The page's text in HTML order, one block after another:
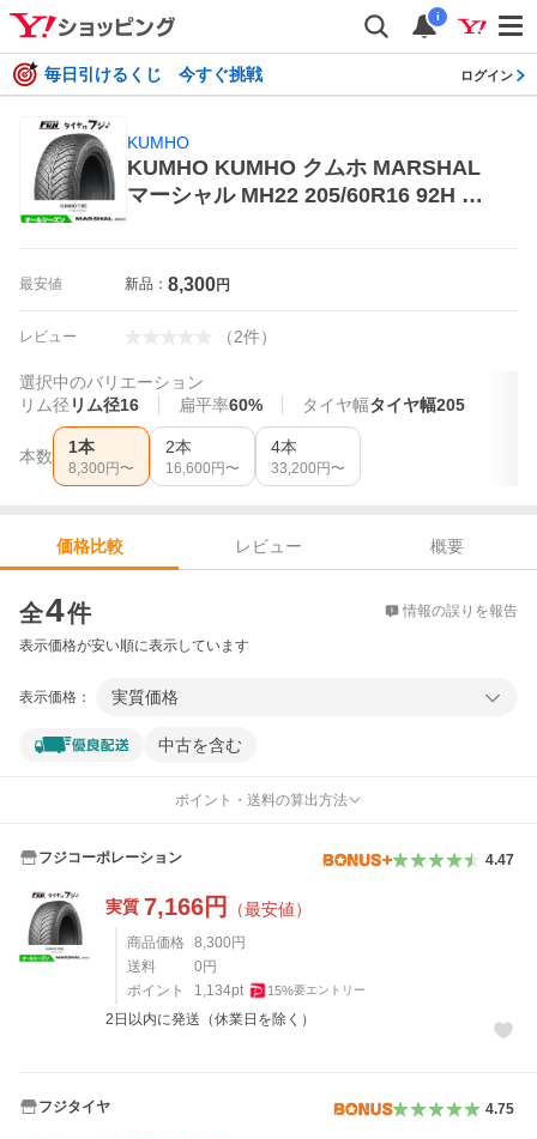
i
毎日引けるくじ 今すぐ挑戦 ログイン
KUMHO
KUMHO KUMHO クムホ MARSHAL
マーシャル MH22 205/60R16 92H オ
最安値 新品： 8,300円
レビュー （2件）
選択中のバリエーション
リム径 リム径16 扁平率60% タイヤ幅タイヤ幅205
本数 1本
8,300 円〜
2本
16,600 円〜
4本
33,200 円〜
価格比較 レビュー
概要
全4件 情報の誤りを報告
表示価格が安い順に表示しています
表示価格： 実質価格
中古を含む
ポイント・送料の算出方法
フジコーポレーション 4.47
実質 7,166円 （最安値）
商品価格 8,300 円
送料
0 円
ポイント
1,134pt 15%要エントリー
2日以内に発送（休業日を除く）
フジタイヤ 4.75